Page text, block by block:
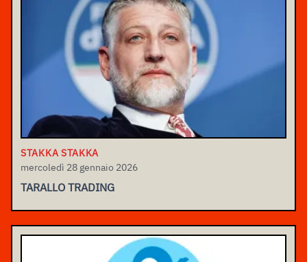
STAKKA STAKKA
mercoledì 28 gennaio 2026
TARALLO TRADING